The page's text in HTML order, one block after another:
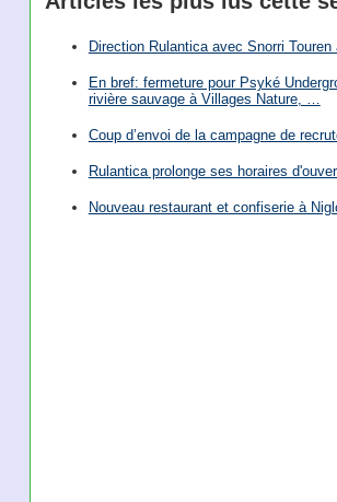
Direction Rulantica avec Snorri Touren
En bref: fermeture pour Psyké
rivière sauvage à Villages Nature, …
Coup d’envoi de la campagne de
Rulantica prolonge ses horaires
Nouveau restaurant et confiserie à